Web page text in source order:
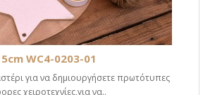
WC4-0203-01
για να δημιουργήσετε πρωτότυπες
χειροτεχνίες,για να..